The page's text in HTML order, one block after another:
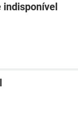
indisponível